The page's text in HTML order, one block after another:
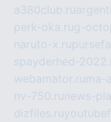
a380club.ru
perk-oka.rug-
naruto-x.ru
spayderhed-
webamator.ru ma-
nv-750.ru news-
dizfiles.ru